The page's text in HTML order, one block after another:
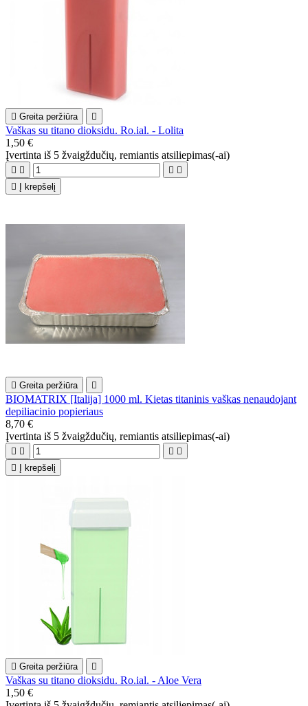
 Greita peržiūra 
Vaškas su titano dioksidu. Ro.ial. - Lolita
1,50 €
Įvertinta iš 5 žvaigždučių, remiantis atsiliepimas(-ai)
   

Į krepšelį
 Greita peržiūra 
BIOMATRIX [Italija] 1000 ml. Kietas titaninis vaškas nenaudojant
depiliacinio popieriaus
8,70 €
Įvertinta iš 5 žvaigždučių, remiantis atsiliepimas(-ai)
   

Į krepšelį
 Greita peržiūra 
Vaškas su titano dioksidu. Ro.ial. - Aloe Vera
1,50 €